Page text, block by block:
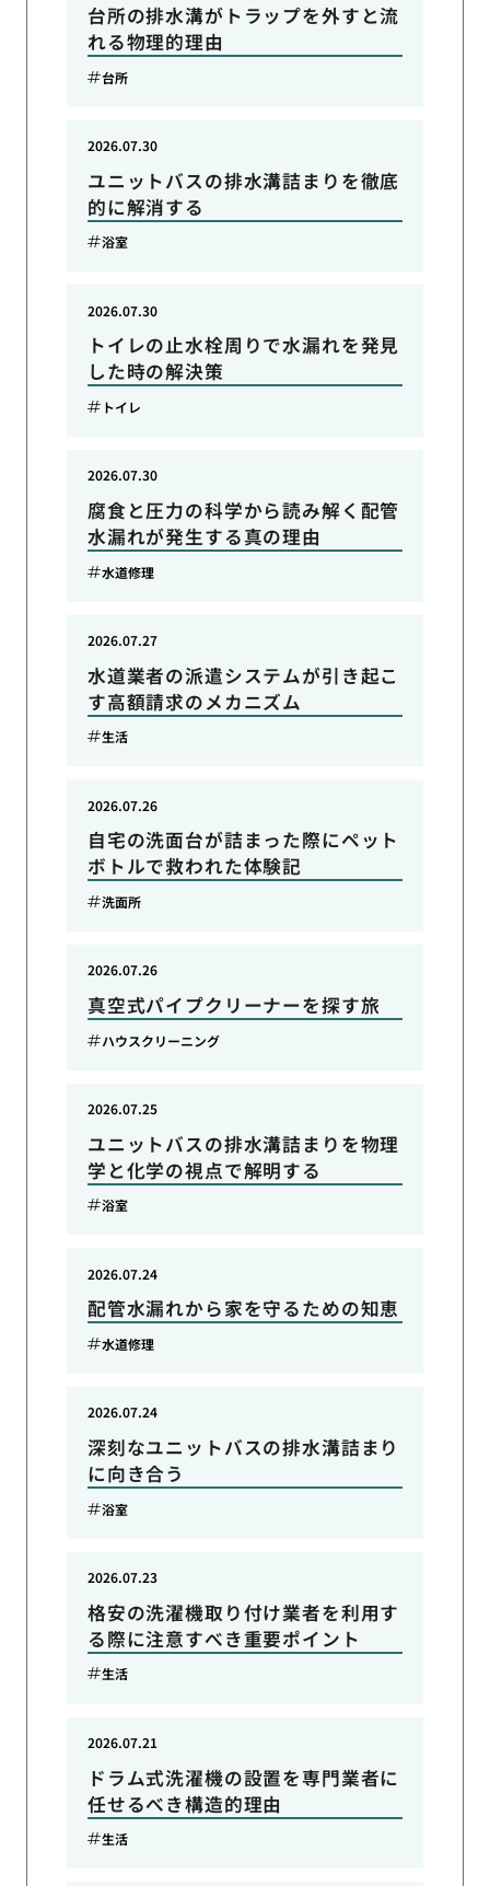
台所の排水溝がトラップを外すと流
れる物理的理由
台所
ユニットバスの排水溝詰まりを徹底
的に解消する
2026.07.30
浴室
トイレの止水栓周りで水漏れを発見
した時の解決策
2026.07.30
トイレ
腐食と圧力の科学から読み解く配管
水漏れが発生する真の理由
2026.07.30
水道修理
水道業者の派遣システムが引き起こ
す高額請求のメカニズム
2026.07.27
生活
自宅の洗面台が詰まった際にペット
ボトルで救われた体験記
2026.07.26
洗面所
真空式パイプクリーナーを探す旅
2026.07.26
ハウスクリーニング
ユニットバスの排水溝詰まりを物理
学と化学の視点で解明する
2026.07.25
浴室
配管水漏れから家を守るための知恵
2026.07.24
水道修理
深刻なユニットバスの排水溝詰まり
に向き合う
2026.07.24
浴室
格安の洗濯機取り付け業者を利用す
る際に注意すべき重要ポイント
2026.07.23
生活
ドラム式洗濯機の設置を専門業者に
任せるべき構造的理由
2026.07.21
生活